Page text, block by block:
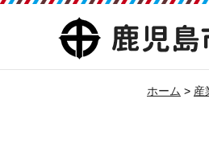
鹿児島市
ホーム > 産